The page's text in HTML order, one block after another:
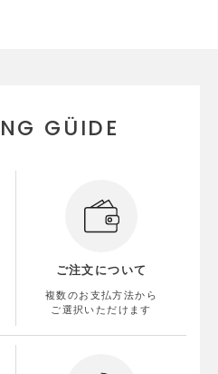
GÜIDE
ご注文について
複数のお支払方法から
ご選択いただけます